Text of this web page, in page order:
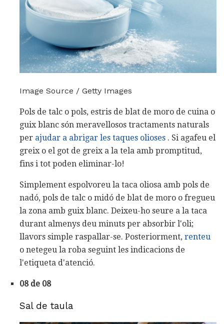
Image Source / Getty Images
Pols de talc o pols, estris de blat de moro de cuina o
guix blanc són meravellosos tractaments naturals
per ajudar a abrigar les taques olioses . Si agafeu el
greix o el got de greix a la tela amb promptitud,
fins i tot poden eliminar-lo!
Simplement espolvoreu la taca oliosa amb pols de
nadó, pols de talc o midó de blat de moro o fregueu
la zona amb guix blanc. Deixeu-ho seure a la taca
durant almenys deu minuts per absorbir l'oli;
llavors simple raspallar-se. Posteriorment, renteu
o netegeu la roba seguint les indicacions de
l'etiqueta d'atenció.
08 de 08
Sal de taula